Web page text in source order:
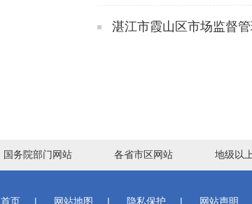
湛江市霞山区市场监督
国务院部门网站 各省市区网站 地级以
首页 | 网站地图 | 隐私保护 | 网站声明